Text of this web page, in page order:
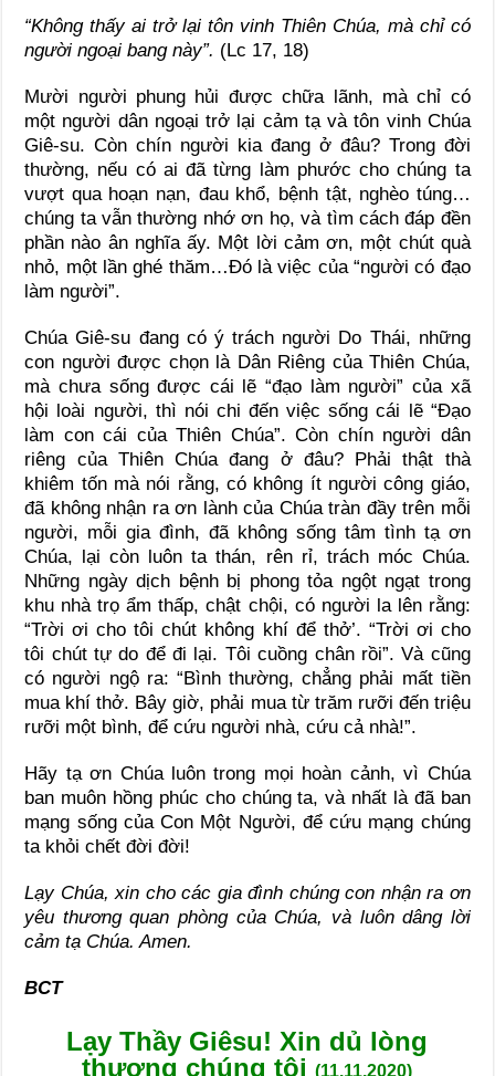
“Không thấy ai trở lại tôn vinh Thiên Chúa, mà chỉ có
người ngoại bang này”. (Lc 17, 18)
Mười người phung hủi được chữa lãnh, mà chỉ có
một người dân ngoại trở lại cảm tạ và tôn vinh Chúa
Giê-su. Còn chín người kia đang ở đâu? Trong đời
thường, nếu có ai đã từng làm phước cho chúng ta
vượt qua hoạn nạn, đau khổ, bệnh tật, nghèo túng…
chúng ta vẫn thường nhớ ơn họ, và tìm cách đáp đền
phần nào ân nghĩa ấy. Một lời cảm ơn, một chút quà
nhỏ, một lần ghé thăm…Đó là việc của “người có đạo
làm người”.
Chúa Giê-su đang có ý trách người Do Thái, những
con người được chọn là Dân Riêng của Thiên Chúa,
mà chưa sống được cái lẽ “đạo làm người” của xã
hội loài người, thì nói chi đến việc sống cái lẽ “Đạo
làm con cái của Thiên Chúa”. Còn chín người dân
riêng của Thiên Chúa đang ở đâu? Phải thật thà
khiêm tốn mà nói rằng, có không ít người công giáo,
đã không nhận ra ơn lành của Chúa tràn đầy trên mỗi
người, mỗi gia đình, đã không sống tâm tình tạ ơn
Chúa, lại còn luôn ta thán, rên rỉ, trách móc Chúa.
Những ngày dịch bệnh bị phong tỏa ngột ngạt trong
khu nhà trọ ẩm thấp, chật chội, có người la lên rằng:
“Trời ơi cho tôi chút không khí để thở’. “Trời ơi cho
tôi chút tự do để đi lại. Tôi cuồng chân rồi”. Và cũng
có người ngộ ra: “Bình thường, chẳng phải mất tiền
mua khí thở. Bây giờ, phải mua từ trăm rưỡi đến triệu
rưỡi một bình, để cứu người nhà, cứu cả nhà!”.
Hãy tạ ơn Chúa luôn trong mọi hoàn cảnh, vì Chúa
ban muôn hồng phúc cho chúng ta, và nhất là đã ban
mạng sống của Con Một Người, để cứu mạng chúng
ta khỏi chết đời đời!
Lạy Chúa, xin cho các gia đình chúng con nhận ra ơn
yêu thương quan phòng của Chúa, và luôn dâng lời
cảm tạ Chúa. Amen.
BCT
Lạy Thầy Giêsu! Xin dủ lòng
thương chúng tôi(11.11.2020)